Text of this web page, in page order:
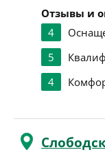
Отзывы и
4
5
4